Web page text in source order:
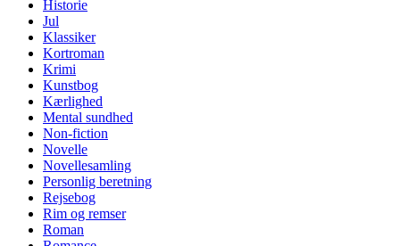
Historie
Jul
Klassiker
Kortroman
Krimi
Kunstbog
Kærlighed
Mental sundhed
Non-fiction
Novelle
Novellesamling
Personlig beretning
Rejsebog
Rim og remser
Roman